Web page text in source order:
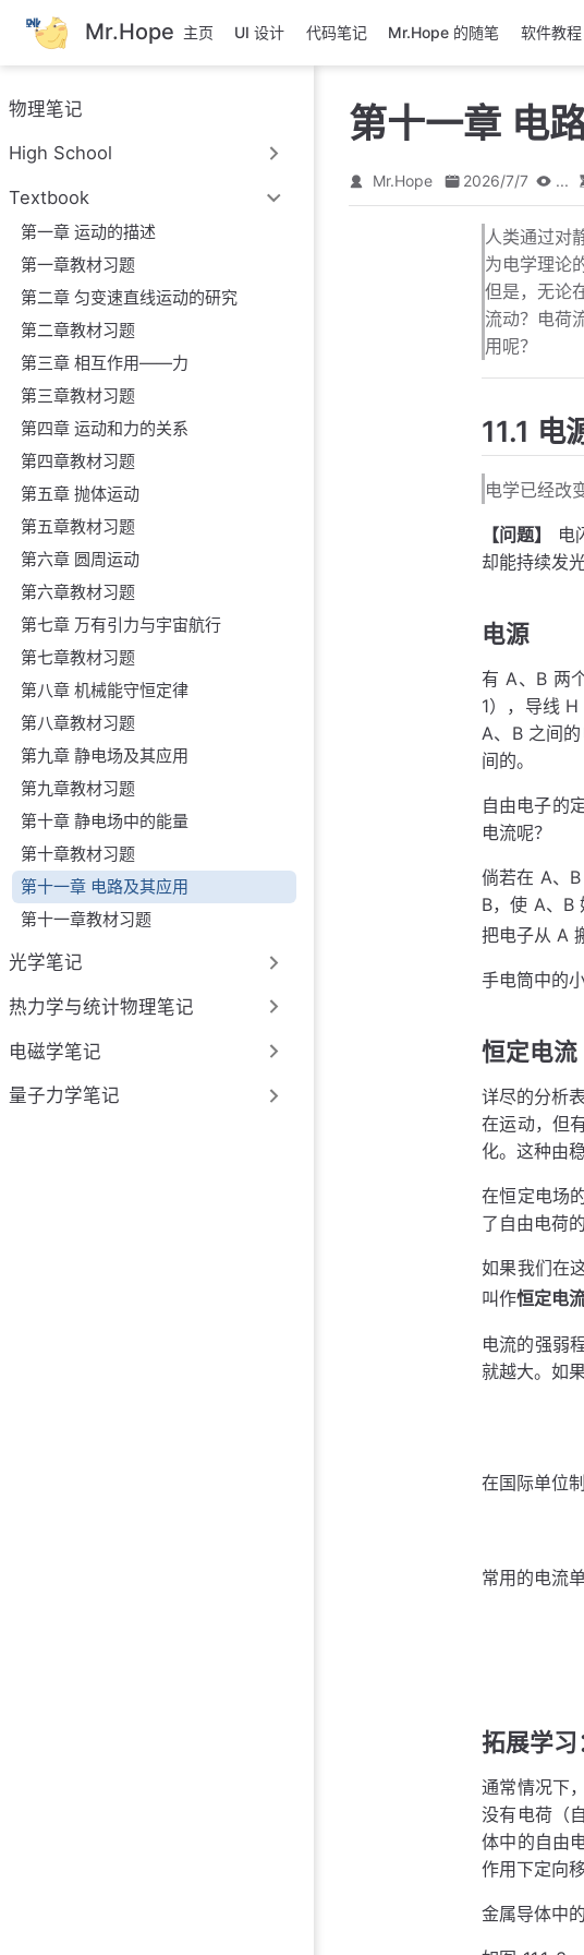
跳
至
主
內
Mr.Hope 主页 UI 设计 代码笔记 Mr.Hope 的随笔 软件教程
物理笔记
High School
Textbook
第一章 运动的描述
第一章教材习题
第二章 匀变速直线运动的研究
第二章教材习题
第三章 相互作用——力
第三章教材习题
第四章 运动和力的关系
第四章教材习题
第五章 抛体运动
第五章教材习题
第六章 圆周运动
第六章教材习题
第七章 万有引力与宇宙航行
第七章教材习题
第八章 机械能守恒定律
第八章教材习题
第九章 静电场及其应用
第九章教材习题
第十章 静电场中的能量
第十章教材习题
第十一章 电路及其应用
第十一章教材习题
光学笔记
热力学与统计物理笔记
电磁学笔记
量子力学笔记
第十一章 电
Mr.Hope 2026/7/7 ...
人类通过对
为电学理论
但是，无论
流动？电荷
用呢？
11.1 电
电学已经改
【问题】
电
却能持续发
电源
有 A、B 两
1），导线
A、B 之间
间的。
自由电子的
电流呢？
倘若在 A、
B，使 A、B
把电子从 A
手电筒中的
恒定电流
详尽的分析
在运动，但
化。这种由
在恒定电场
了自由电荷
如果我们在
叫作恒定电
电流的强弱
就越大。如
在国际单位
常用的电流
拓展学
通常情况下
没有电荷（
体中的自由
作用下定向
金属导体中